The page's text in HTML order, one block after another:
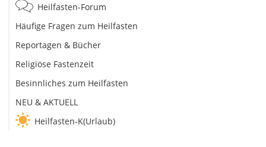
Heilfasten-Forum
Häufige Fragen zum Heilfasten
Reportagen & Bücher
Religiöse Fastenzeit
Besinnliches zum Heilfasten
NEU & AKTUELL
Heilfasten-K(Urlaub)